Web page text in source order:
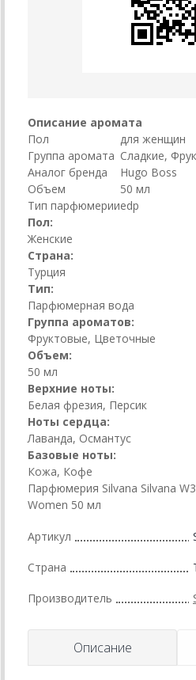
Описание аромата
Пол
для женщин
Группа аромата Сладкие,
Аналог бренда
Hugo Boss
Объем
50 мл
Тип парфюмерииedp
Пол:
Женские
Страна:
Турция
Тип:
Парфюмерная вода
Группа ароматов:
Фруктовые, Цветочные
Объем:
50 мл
Верхние ноты:
Белая фрезия, Персик
Ноты сердца:
Лаванда, Османтус
Базовые ноты:
Кожа, Кофе
Парфюмерия Silvana Silvana
Women 50 мл
Артикул
Страна
Производитель
Описание